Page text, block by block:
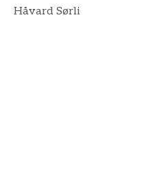
Håvard Sørli